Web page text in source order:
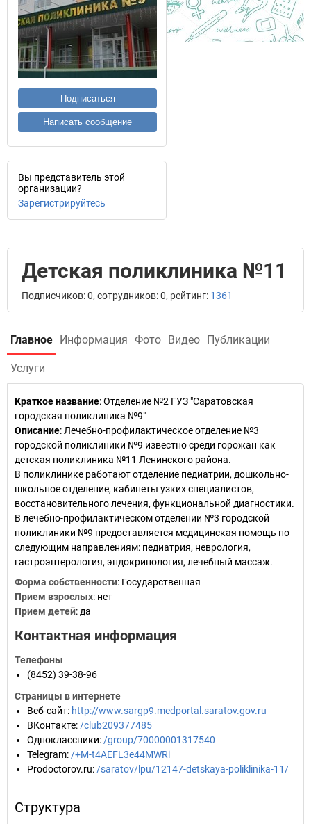
Подписаться
Написать сообщение
Вы представитель этой
организации?
Зарегистрируйтесь
Детская поликлиника №11
Подписчиков: 0, сотрудников: 0, рейтинг: 1361
Главное Информация Фото Видео Публикации
Услуги
Краткое название:Отделение №2 ГУЗ "Саратовская
городская поликлиника №9"
Описание: Лечебно-профилактическое отделение №3
городской поликлиники №9 известно среди горожан как
детская поликлиника №11 Ленинского района.
В поликлинике работают отделение педиатрии, дошкольно-
школьное отделение, кабинеты узких специалистов,
восстановительного лечения, функциональной диагностики.
В лечебно-профилактическом отделении №3 городской
поликлиники №9 предоставляется медицинская помощь по
следующим направлениям: педиатрия, неврология,
гастроэнтерология, эндокринология, лечебный массаж.
Форма собственности: Государственная
Прием взрослых: нет
Прием детей: да
Контактная информация
Телефоны
(8452) 39-38-96
Страницы в интернете
Веб-сайт: http://www.sargp9.medportal.saratov.gov.ru
ВКонтакте: /club209377485
Одноклассники: /group/70000001317540
Telegram: /+M-t4AEFL3e44MWRi
Prodoctorov.ru: /saratov/lpu/12147-detskaya-poliklinika-11/
Структура